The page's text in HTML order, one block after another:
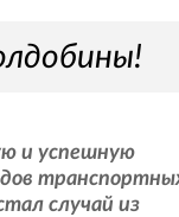
и успешную
случай из